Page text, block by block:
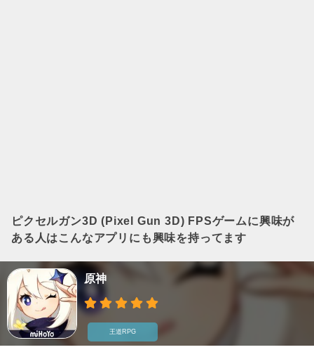
ピクセルガン3D (Pixel Gun 3D) FPSゲームに興味が
ある人はこんなアプリにも興味を持ってます
原神
王道RPG